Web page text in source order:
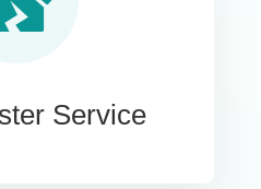
Service